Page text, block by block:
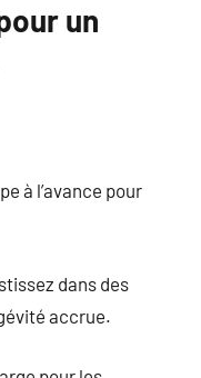
un
à l’avance pour
dans des
accrue.